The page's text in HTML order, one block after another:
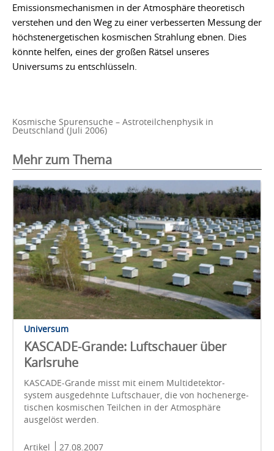
Emissionsmechanismen in der Atmosphäre theoretisch
verstehen und den Weg zu einer verbesserten Messung der
höchstenergetischen kosmischen Strahlung ebnen. Dies
könnte helfen, eines der großen Rätsel unseres
Universums zu entschlüsseln.
Kosmische Spurensuche – Astroteilchenphysik in
Deutschland (Juli 2006)
Mehr zum Thema
Universum
KASCADE-Grande: Luftschauer über
Karlsruhe
KASCADE-Grande misst mit einem Multi­detektor­
system aus­gedehnte Luft­schauer, die von hoch­ener­ge­
tischen kosmischen Teil­chen in der Atmo­sphäre
ausgelöst werden.
Artikel 27.08.2007